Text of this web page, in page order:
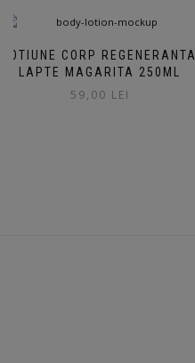
LOTIUNE CORP REGENERANTA
LAPTE MAGARITA 250ML
59,00 LEI